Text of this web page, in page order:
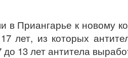
Приангарье к новому
лет, из которых
до 13 лет антитела